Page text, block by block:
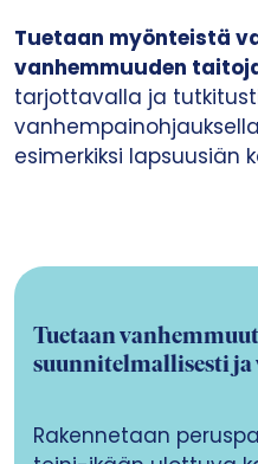
Tuetaan myönteistä
vanhemmuuden
tarjottavalla ja
esimerkiksi lapsuusiän
Tuetaan
suunnitelmallisesti ja
Rakennetaan